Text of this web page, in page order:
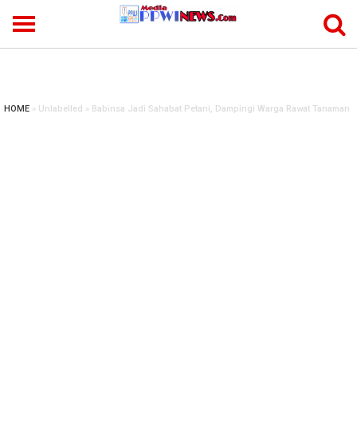
HOME » Unlabelled » Babinsa Jadi Sahabat Petani, Dampingi Warga Rawat Tanaman